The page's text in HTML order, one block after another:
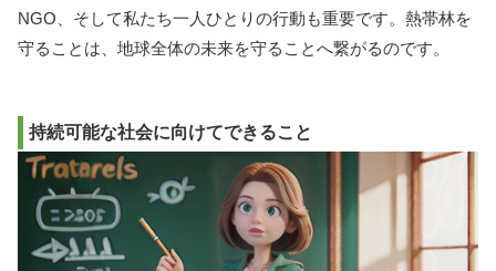
NGO、そして私たち一人ひとりの行動も重要です。熱帯林を
守ることは、地球全体の未来を守ることへ繋がるのです。
持続可能な社会に向けてできること